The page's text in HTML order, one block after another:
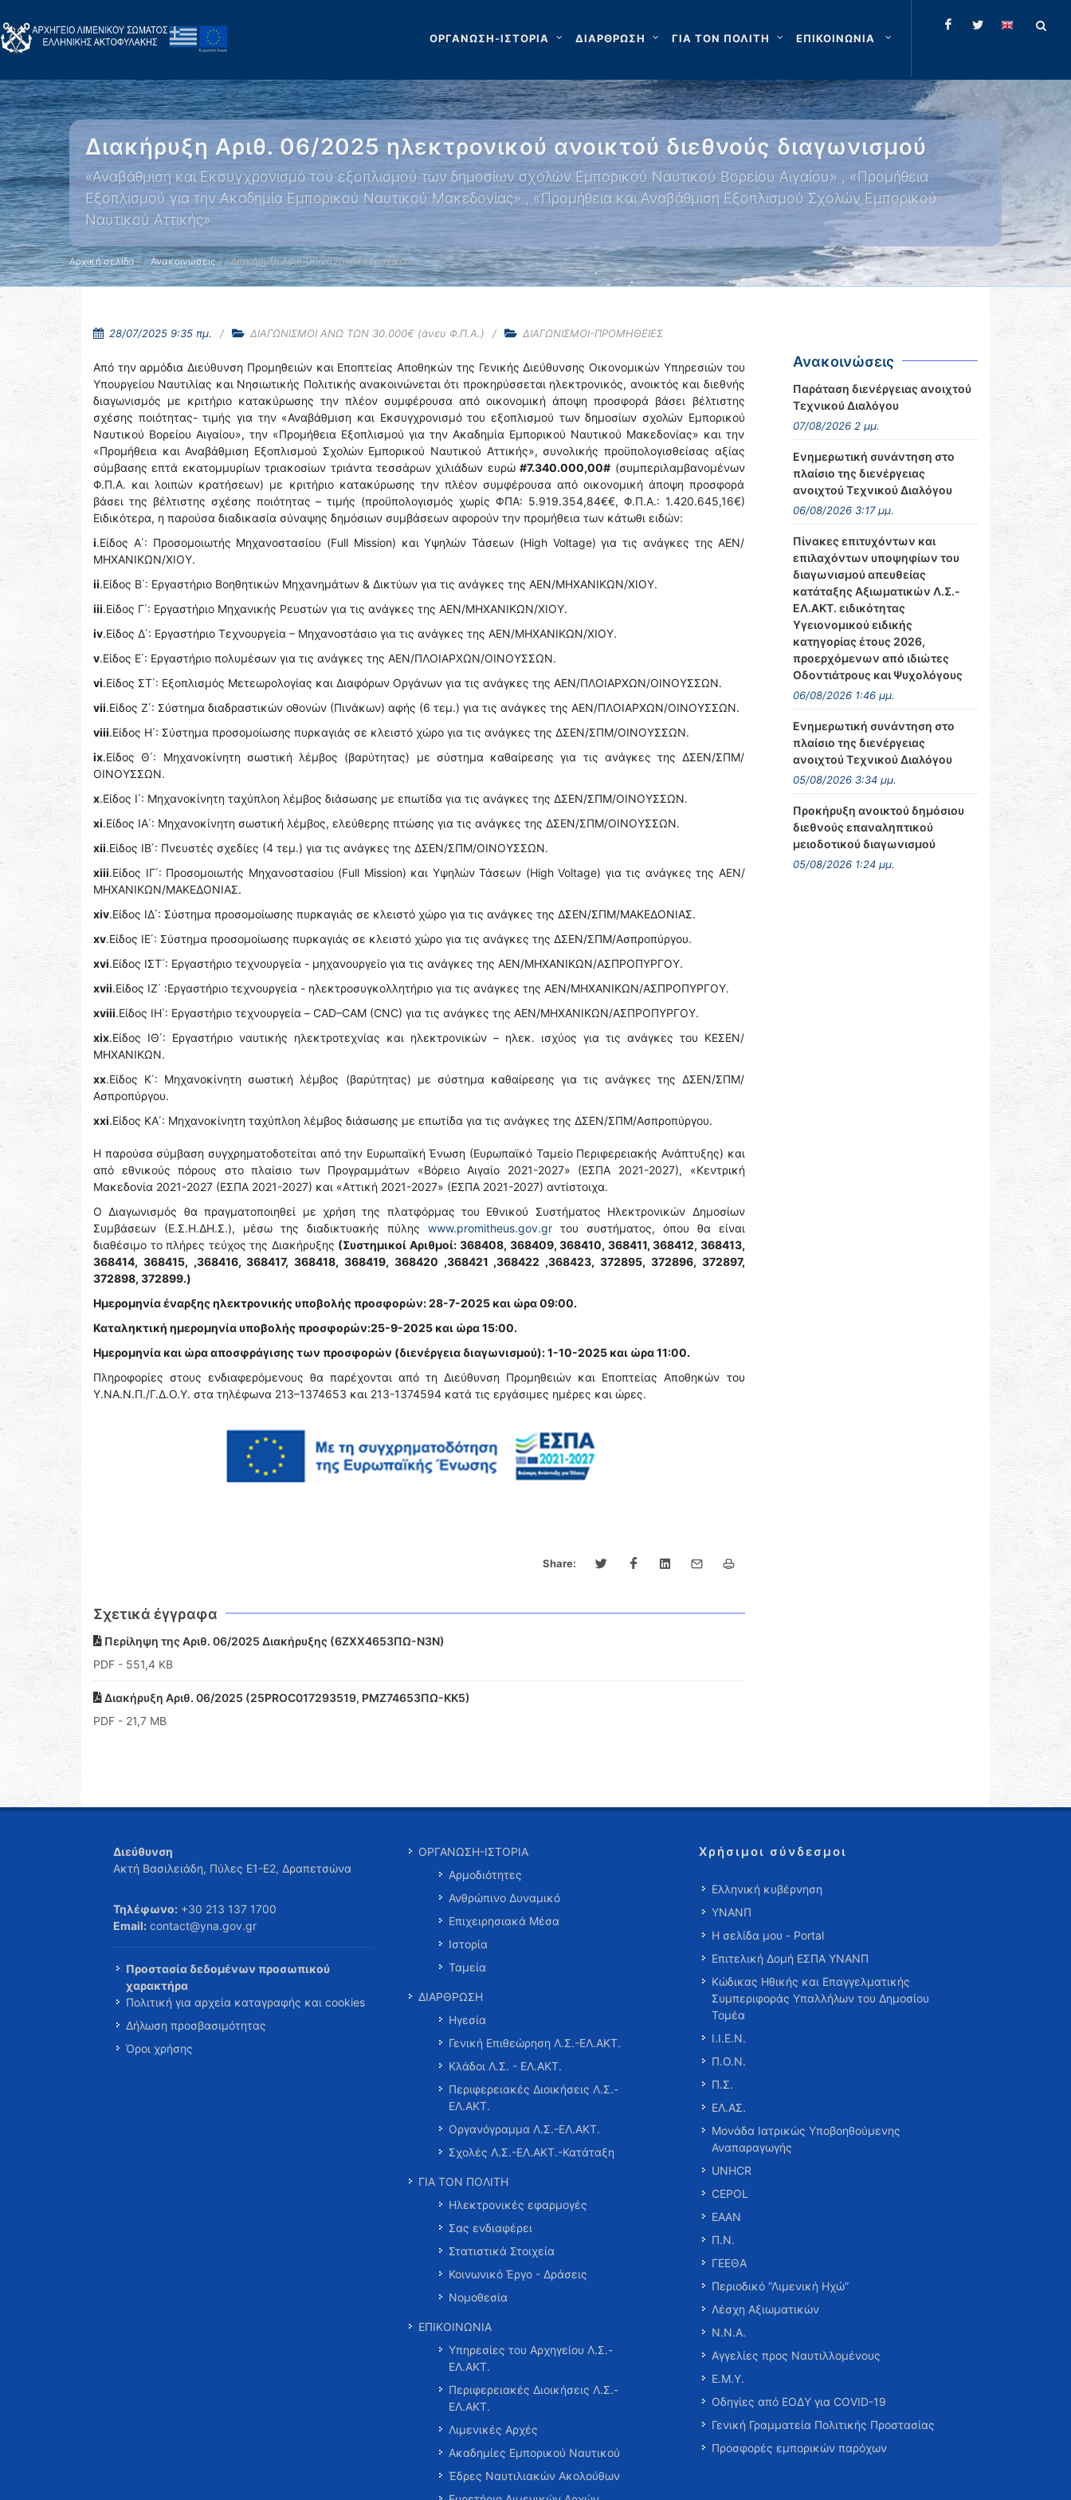
ΟΡΓΑΝΩΣΗ-ΙΣΤΟΡΙΑ ΔΙΑΡΘΡΩΣΗ ΓΙΑ ΤΟΝ ΠΟΛΙΤΗ ΕΠΙΚΟΙΝΩΝΙΑ
Διακήρυξη Αριθ. 06/2025 ηλεκτρονικού ανοικτού διεθνούς διαγωνισμού
«Αναβάθμιση και Εκσυγχρονισμό του εξοπλισμού των δημοσίων σχολών Εμπορικού Ναυτικού Βορείου Αιγαίου» , «Προμήθεια
Εξοπλισμού για την Ακαδημία Εμπορικού Ναυτικού Μακεδονίας» , «Προμήθεια και Αναβάθμιση Εξοπλισμού Σχολών Εμπορικού
Ναυτικού Αττικής»
Αρχική σελίδα Ανακοινώσεις Διακήρυξη Αριθ. 06/2025 ηλεκτρονικού …
28/07/2025 9:35 πμ. ΔΙΑΓΩΝΙΣΜΟΙ ΑΝΩ ΤΩΝ 30.000€ (άνευ Φ.Π.Α.) ΔΙΑΓΩΝΙΣΜΟΙ-ΠΡΟΜΗΘΕΙΕΣ
Από την αρμόδια Διεύθυνση Προμηθειών και Εποπτείας Αποθηκών της Γενικής Διεύθυνσης Οικονομικών Υπηρεσιών του
Υπουργείου Ναυτιλίας και Νησιωτικής Πολιτικής ανακοινώνεται ότι προκηρύσσεται ηλεκτρονικός, ανοικτός και διεθνής
διαγωνισμός με κριτήριο κατακύρωσης την πλέον συμφέρουσα από οικονομική άποψη προσφορά βάσει βέλτιστης
σχέσης ποιότητας- τιμής για την «Αναβάθμιση και Εκσυγχρονισμό του εξοπλισμού των δημοσίων σχολών Εμπορικού
Ναυτικού Βορείου Αιγαίου», την «Προμήθεια Εξοπλισμού για την Ακαδημία Εμπορικού Ναυτικού Μακεδονίας» και την
«Προμήθεια και Αναβάθμιση Εξοπλισμού Σχολών Εμπορικού Ναυτικού Αττικής», συνολικής προϋπολογισθείσας αξίας
σύμβασης επτά εκατομμυρίων τριακοσίων τριάντα τεσσάρων χιλιάδων ευρώ#7.340.000,00# (συμπεριλαμβανομένων
Φ.Π.Α. και λοιπών κρατήσεων) με κριτήριο κατακύρωσης την πλέον συμφέρουσα από οικονομική άποψη προσφορά
βάσει της βέλτιστης σχέσης ποιότητας – τιμής (προϋπολογισμός χωρίς ΦΠΑ: 5.919.354,84€€, Φ.Π.Α.: 1.420.645,16€)
Ειδικότερα, η παρούσα διαδικασία σύναψης δημόσιων συμβάσεων αφορούν την προμήθεια των κάτωθι ειδών:
i.Είδος Α΄: Προσομοιωτής Μηχανοστασίου (Full Mission) και Υψηλών Τάσεων (High Voltage) για τις ανάγκες της ΑΕΝ/
ΜΗΧΑΝΙΚΩΝ/ΧΙΟΥ.
ii.Είδος Β΄: Εργαστήριο Βοηθητικών Μηχανημάτων & Δικτύων για τις ανάγκες της ΑΕΝ/ΜΗΧΑΝΙΚΩΝ/ΧΙΟΥ.
iii.Είδος Γ΄: Εργαστήριο Μηχανικής Ρευστών για τις ανάγκες της ΑΕΝ/ΜΗΧΑΝΙΚΩΝ/ΧΙΟΥ.
iv.Είδος Δ΄: Εργαστήριο Τεχνουργεία – Μηχανοστάσιο για τις ανάγκες της ΑΕΝ/ΜΗΧΑΝΙΚΩΝ/ΧΙΟΥ.
v.Είδος Ε΄: Εργαστήριο πολυμέσων για τις ανάγκες της ΑΕΝ/ΠΛΟΙΑΡΧΩΝ/ΟΙΝΟΥΣΣΩΝ.
vi.Είδος ΣΤ΄: Εξοπλισμός Μετεωρολογίας και Διαφόρων Οργάνων για τις ανάγκες της ΑΕΝ/ΠΛΟΙΑΡΧΩΝ/ΟΙΝΟΥΣΣΩΝ.
vii.Είδος Ζ΄: Σύστημα διαδραστικών οθονών (Πινάκων) αφής (6 τεμ.) για τις ανάγκες της ΑΕΝ/ΠΛΟΙΑΡΧΩΝ/ΟΙΝΟΥΣΣΩΝ.
viii.Είδος Η΄: Σύστημα προσομοίωσης πυρκαγιάς σε κλειστό χώρο για τις ανάγκες της ΔΣΕΝ/ΣΠΜ/ΟΙΝΟΥΣΣΩΝ.
ix.Είδος Θ΄: Μηχανοκίνητη σωστική λέμβος (βαρύτητας) με σύστημα καθαίρεσης για τις ανάγκες της ΔΣΕΝ/ΣΠΜ/
ΟΙΝΟΥΣΣΩΝ.
x.Είδος Ι΄: Μηχανοκίνητη ταχύπλοη λέμβος διάσωσης με επωτίδα για τις ανάγκες της ΔΣΕΝ/ΣΠΜ/ΟΙΝΟΥΣΣΩΝ.
xi.Είδος ΙΑ΄: Μηχανοκίνητη σωστική λέμβος, ελεύθερης πτώσης για τις ανάγκες της ΔΣΕΝ/ΣΠΜ/ΟΙΝΟΥΣΣΩΝ.
xii.Είδος IB΄: Πνευστές σχεδίες (4 τεμ.) για τις ανάγκες της ΔΣΕΝ/ΣΠΜ/ΟΙΝΟΥΣΣΩΝ.
xiii.Είδος ΙΓ΄: Προσομοιωτής Μηχανοστασίου (Full Mission) και Υψηλών Τάσεων (High Voltage) για τις ανάγκες της ΑΕΝ/
ΜΗΧΑΝΙΚΩΝ/ΜΑΚΕΔΟΝΙΑΣ.
xiv.Είδος ΙΔ΄: Σύστημα προσομοίωσης πυρκαγιάς σε κλειστό χώρο για τις ανάγκες της ΔΣΕΝ/ΣΠΜ/ΜΑΚΕΔΟΝΙΑΣ.
xv.Είδος ΙΕ΄: Σύστημα προσομοίωσης πυρκαγιάς σε κλειστό χώρο για τις ανάγκες της ΔΣΕΝ/ΣΠΜ/Ασπροπύργου.
xvi.Είδος ΙΣΤ΄: Εργαστήριο τεχνουργεία - μηχανουργείο για τις ανάγκες της ΑΕΝ/ΜΗΧΑΝΙΚΩΝ/ΑΣΠΡΟΠΥΡΓΟΥ.
xvii.Είδος ΙΖ΄ :Εργαστήριο τεχνουργεία - ηλεκτροσυγκολλητήριο για τις ανάγκες της ΑΕΝ/ΜΗΧΑΝΙΚΩΝ/ΑΣΠΡΟΠΥΡΓΟΥ.
xviii.Είδος ΙΗ΄: Εργαστήριο τεχνουργεία – CAD–CAM (CNC) για τις ανάγκες της ΑΕΝ/ΜΗΧΑΝΙΚΩΝ/ΑΣΠΡΟΠΥΡΓΟΥ.
xix.Είδος ΙΘ΄: Εργαστήριο ναυτικής ηλεκτροτεχνίας και ηλεκτρονικών – ηλεκ. ισχύος για τις ανάγκες του ΚΕΣΕΝ/
ΜΗΧΑΝΙΚΩΝ.
xx.Είδος Κ΄: Μηχανοκίνητη σωστική λέμβος (βαρύτητας) με σύστημα καθαίρεσης για τις ανάγκες της ΔΣΕΝ/ΣΠΜ/
Ασπροπύργου.
xxi.Είδος ΚΑ΄: Μηχανοκίνητη ταχύπλοη λέμβος διάσωσης με επωτίδα για τις ανάγκες της ΔΣΕΝ/ΣΠΜ/Ασπροπύργου.
Η παρούσα σύμβαση συγχρηματοδοτείται από την Ευρωπαϊκή Ένωση (Ευρωπαϊκό Ταμείο Περιφερειακής Ανάπτυξης) και
από εθνικούς πόρους στο πλαίσιο των Προγραμμάτων «Βόρειο Αιγαίο 2021-2027» (ΕΣΠΑ 2021-2027), «Κεντρική
Μακεδονία 2021-2027 (ΕΣΠΑ 2021-2027) και «Αττική 2021-2027» (ΕΣΠΑ 2021-2027) αντίστοιχα.
Ο Διαγωνισμός θα πραγματοποιηθεί με χρήση της πλατφόρμας του Εθνικού Συστήματος Ηλεκτρονικών Δημοσίων
Συμβάσεων (Ε.Σ.Η.ΔΗ.Σ.), μέσω της διαδικτυακής πύλης www.promitheus.gov.grτου συστήματος, όπου θα είναι
διαθέσιμο το πλήρες τεύχος της Διακήρυξης (Συστημικοί Αριθμοί: 368408, 368409, 368410, 368411, 368412, 368413,
368414, 368415, ,368416, 368417, 368418, 368419, 368420 ,368421 ,368422 ,368423, 372895, 372896, 372897,
372898, 372899.)
Ημερομηνία έναρξης ηλεκτρονικής υποβολής προσφορών: 28-7-2025 και ώρα 09:00.
Καταληκτική ημερομηνία υποβολής προσφορών:25-9-2025 και ώρα 15:00.
Ημερομηνία και ώρα αποσφράγισης των προσφορών (διενέργεια διαγωνισμού): 1-10-2025 και ώρα 11:00.
Πληροφορίες στους ενδιαφερόμενους θα παρέχονται από τη Διεύθυνση Προμηθειών και Εποπτείας Αποθηκών του
Υ.ΝΑ.Ν.Π./Γ.Δ.Ο.Υ. στα τηλέφωνα 213–1374653 και 213-1374594 κατά τις εργάσιμες ημέρες και ώρες.
Share:
Σχετικά έγγραφα
Περίληψη της Αριθ. 06/2025 Διακήρυξης (6ΖΧΧ4653ΠΩ-Ν3Ν)
PDF - 551,4 KB
Διακήρυξη Αριθ. 06/2025 (25PROC017293519, ΡΜΖ74653ΠΩ-ΚΚ5)
PDF - 21,7 MB
Ανακοινώσεις
Παράταση διενέργειας ανοιχτού
Τεχνικού Διαλόγου
07/08/2026 2 μμ.
Ενημερωτική συνάντηση στο
πλαίσιο της διενέργειας
ανοιχτού Τεχνικού Διαλόγου
06/08/2026 3:17 μμ.
Πίνακες επιτυχόντων και
επιλαχόντων υποψηφίων του
διαγωνισμού απευθείας
κατάταξης Αξιωματικών Λ.Σ.-
ΕΛ.ΑΚΤ. ειδικότητας
Υγειονομικού ειδικής
κατηγορίας έτους 2026,
προερχόμενων από ιδιώτες
Οδοντιάτρους και Ψυχολόγους
06/08/2026 1:46 μμ.
Ενημερωτική συνάντηση στο
πλαίσιο της διενέργειας
ανοιχτού Τεχνικού Διαλόγου
05/08/2026 3:34 μμ.
Προκήρυξη ανοικτού δημόσιου
διεθνούς επαναληπτικού
μειοδοτικού διαγωνισμού
05/08/2026 1:24 μμ.
Διεύθυνση
Ακτή Βασιλειάδη, Πύλες Ε1-Ε2, Δραπετσώνα
Τηλέφωνο: +30 213 137 1700
Email: contact@yna.gov.gr
Προστασία δεδομένων προσωπικού
χαρακτήρα
Πολιτική για αρχεία καταγραφής και cookies
Δήλωση προσβασιμότητας
Όροι χρήσης
ΟΡΓΑΝΩΣΗ-ΙΣΤΟΡΙΑ
Αρμοδιότητες
Ανθρώπινο Δυναμικό
Επιχειρησιακά Μέσα
Ιστορία
Ταμεία
ΔΙΑΡΘΡΩΣΗ
Ηγεσία
Γενική Επιθεώρηση Λ.Σ.-ΕΛ.ΑΚΤ.
Κλάδοι Λ.Σ. - ΕΛ.ΑΚΤ.
Περιφερειακές Διοικήσεις Λ.Σ.-
ΕΛ.ΑΚΤ.
Οργανόγραμμα Λ.Σ.-ΕΛ.ΑΚΤ.
Σχολές Λ.Σ.-ΕΛ.ΑΚΤ.-Κατάταξη
ΓΙΑ ΤΟΝ ΠΟΛΙΤΗ
Ηλεκτρονικές εφαρμογές
Σας ενδιαφέρει
Στατιστικά Στοιχεία
Κοινωνικό Έργο - Δράσεις
Νομοθεσία
ΕΠΙΚΟΙΝΩΝΙΑ
Υπηρεσίες του Αρχηγείου Λ.Σ.-
ΕΛ.ΑΚΤ.
Περιφερειακές Διοικήσεις Λ.Σ.-
ΕΛ.ΑΚΤ.
Λιμενικές Αρχές
Ακαδημίες Εμπορικού Ναυτικού
Έδρες Ναυτιλιακών Ακολούθων
Χρήσιμοι σύνδεσμοι
Ελληνική κυβέρνηση
ΥΝΑΝΠ
Η σελίδα μου - Portal
Επιτελική Δομή ΕΣΠΑ ΥΝΑΝΠ
Κώδικας Ηθικής και Επαγγελματικής
Συμπεριφοράς Υπαλλήλων του Δημοσίου
Τομέα
Ι.Ι.Ε.Ν.
Π.Ο.Ν.
Π.Σ.
ΕΛ.ΑΣ.
Μονάδα Ιατρικώς Υποβοηθούμενης
Αναπαραγωγής
UNHCR
CEPOL
ΕΑΑΝ
Π.Ν.
ΓΕΕΘΑ
Περιοδικό “Λιμενική Ηχώ”
Λέσχη Αξιωματικών
Ν.Ν.Α.
Αγγελίες προς Ναυτιλλομένους
Ε.Μ.Υ.
Οδηγίες από ΕΟΔΥ για COVID-19
Γενική Γραμματεία Πολιτικής Προστασίας
Προσφορές εμπορικών παρόχων